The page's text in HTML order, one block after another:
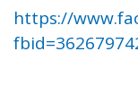
https://